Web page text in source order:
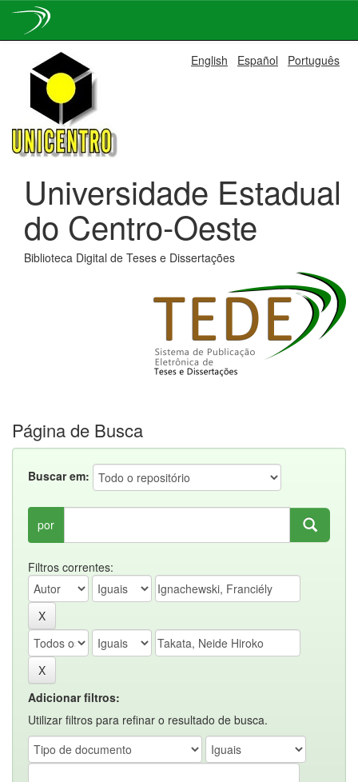
navigation
English Español Português
Universidade Estadual
do Centro-Oeste
Biblioteca Digital de Teses e Dissertações
Página de Busca
Buscar em:
por
Filtros correntes:
Adicionar filtros:
Utilizar filtros para refinar o resultado de busca.